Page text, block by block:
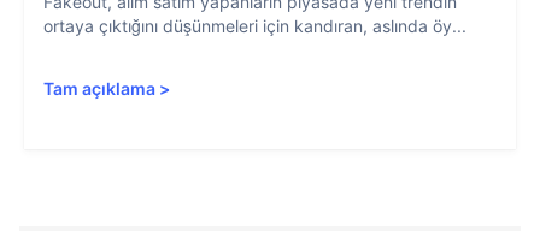
ortaya çıktığını düşünmeleri için kandıran, aslında öy...
Tam açıklama >